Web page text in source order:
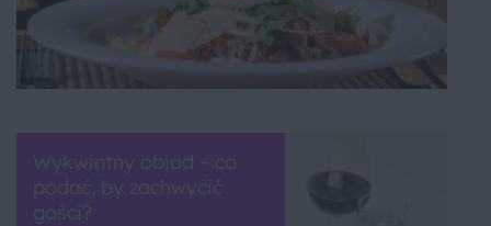
Wykwintny obiad – co
podać, by zachwycić
gości?